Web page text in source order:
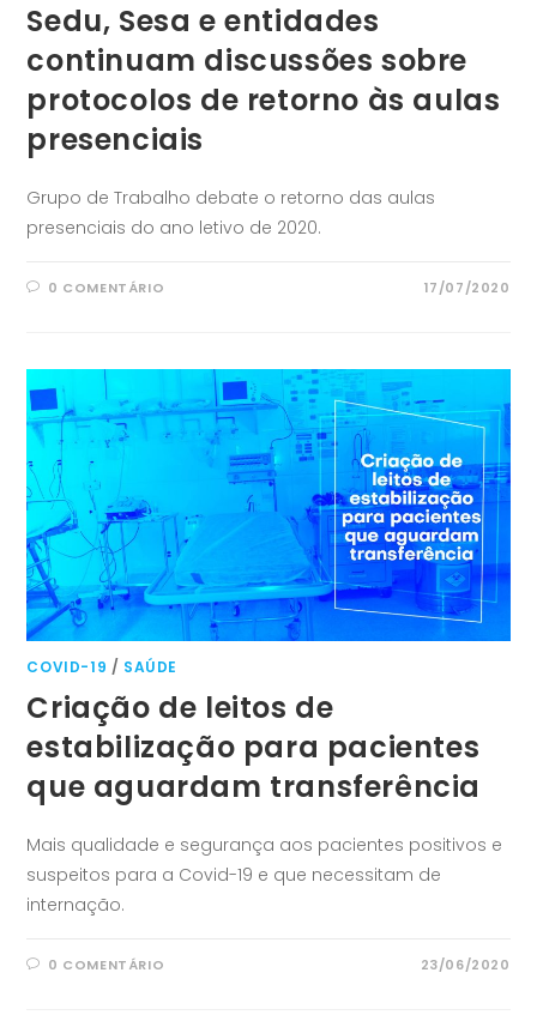
Sedu, Sesa e entidades
continuam discussões sobre
protocolos de retorno às aulas
presenciais
Grupo de Trabalho debate o retorno das aulas
presenciais do ano letivo de 2020.
0 COMENTÁRIO 17/07/2020
COVID-19 / SAÚDE
Criação de leitos de
estabilização para pacientes
que aguardam transferência
Mais qualidade e segurança aos pacientes positivos e
suspeitos para a Covid-19 e que necessitam de
internação.
0 COMENTÁRIO 23/06/2020